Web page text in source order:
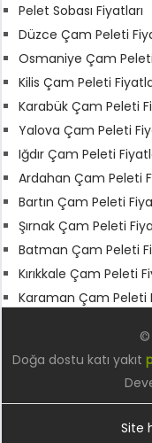
Pelet Sobası Fiyatları
Düzce Çam Peleti
Osmaniye Çam
Kilis Çam Peleti
Karabük Çam Peleti
Yalova Çam Peleti
Iğdır Çam Peleti
Ardahan Çam Peleti
Bartın Çam Peleti
Şırnak Çam Peleti
Batman Çam Peleti
Kırıkkale Çam Peleti
Karaman Çam Peleti
©
Doğa dostu katı yakıt
Site